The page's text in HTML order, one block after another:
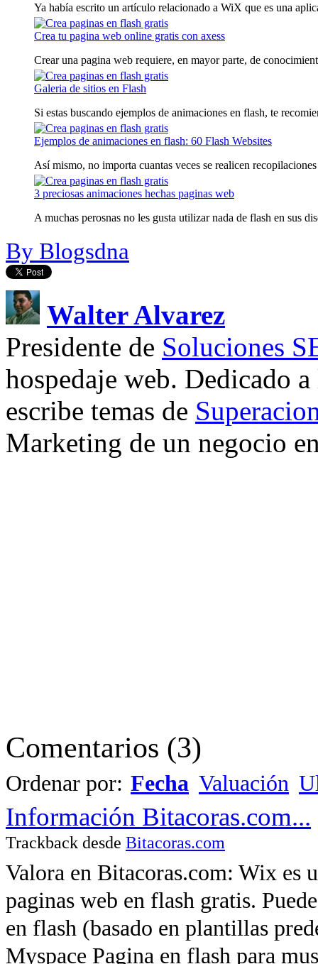
Ya había escrito un artículo relacionado a WiX que es una
Crea tu pagina web online gratis con axess
Crear una pagina web requiere, en mayor parte, de
Galeria de sitios en Flash
Si estas buscando ejemplos de animaciones en flash, te
Ejemplos de animaciones en flash: 60 Flash Websites
Así mismo, no importa cuantas veces se realicen
3 preciosas animaciones hechas paginas web
A muchas perosnas no les gusta utilizar nada de flash en sus
By Blogsdna
Walter Alvarez
Presidente de Soluciones
hospedaje web. Dedicado
escribe temas de
Marketing de un negocio
Comentarios (3)
Ordenar por: Fecha Valuación
Información Bitacoras.com...
Trackback desde Bitacoras.com
Valora en Bitacoras.com: Wix es
paginas web en flash gratis.
en flash (basado en plantillas
Myspace Pagina en flash para